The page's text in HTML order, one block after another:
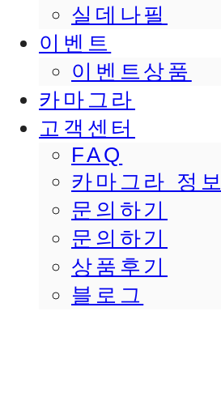
실데나필
이벤트
이벤트상품
카마그라
고객센터
FAQ
카마그라 정보
문의하기
문의하기
상품후기
블로그